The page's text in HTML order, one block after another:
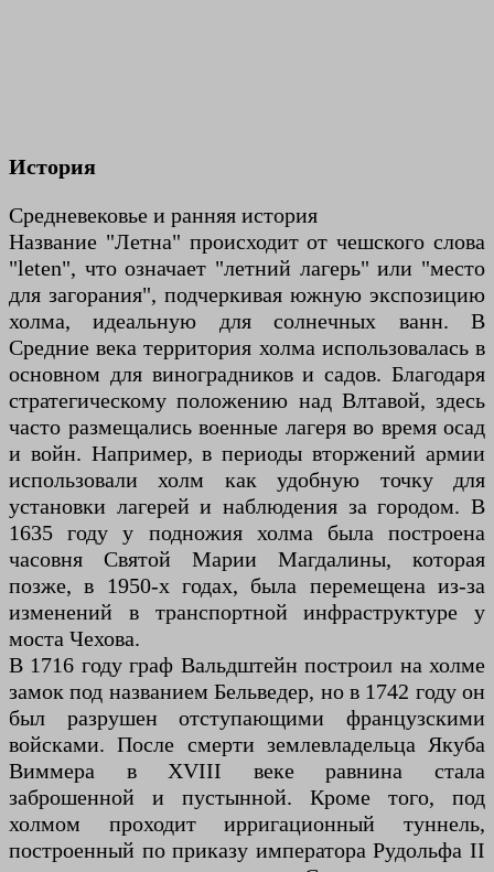
История
Средневековье и ранняя история
Название "Летна" происходит от чешского слова
"leten", что означает "летний лагерь" или "место
для загорания", подчеркивая южную экспозицию
холма, идеальную для солнечных ванн. В
Средние века территория холма использовалась в
основном для виноградников и садов. Благодаря
стратегическому положению над Влтавой, здесь
часто размещались военные лагеря во время осад
и войн. Например, в периоды вторжений армии
использовали холм как удобную точку для
установки лагерей и наблюдения за городом. В
1635 году у подножия холма была построена
часовня Святой Марии Магдалины, которая
позже, в 1950-х годах, была перемещена из-за
изменений в транспортной инфраструктуре у
моста Чехова.
В 1716 году граф Вальдштейн построил на холме
замок под названием Бельведер, но в 1742 году он
был разрушен отступающими французскими
войсками. После смерти землевладельца Якуба
Виммера в XVIII веке равнина стала
заброшенной и пустынной. Кроме того, под
холмом проходит ирригационный туннель,
построенный по приказу императора Рудольфа II